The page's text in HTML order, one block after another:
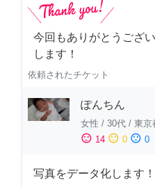
今回もありがとうござ
します！
依頼されたチケット
ぽんちん
女性 / 30代 / 東京
sentiment_satisfied 14 sentiment_neutral 0 sentiment_dissatisfied 0
写真をデータ化します！